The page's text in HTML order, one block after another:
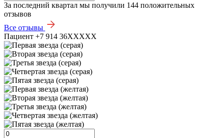
За последний квартал мы получили 144 положительных
отзывов
Все отзывы
Пациент +7 914 36XXXXX